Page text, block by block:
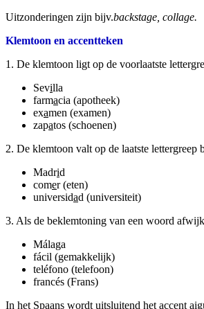
Uitzonderingen zijn bijv.backstage, collage.
Klemtoon en accentteken
1. De klemtoon ligt op de voorlaatste
Sevilla
farmacia (apotheek)
examen (examen)
zapatos (schoenen)
2. De klemtoon valt op de laatste
Madrid
comer (eten)
universidad (universiteit)
3. Als de beklemtoning van een woord
Málaga
fácil (gemakkelijk)
teléfono (telefoon)
francés (Frans)
In het Spaans wordt uitsluitend het accent